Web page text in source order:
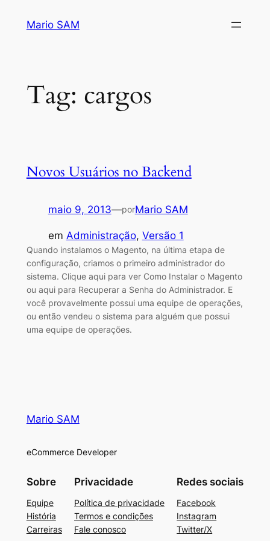
Mario SAM
Tag: cargos
Novos Usuários no Backend
maio 9, 2013—porMario SAM
em Administração, Versão 1
Quando instalamos o Magento, na última etapa de
configuração, criamos o primeiro administrador do
sistema. Clique aqui para ver Como Instalar o Magento
ou aqui para Recuperar a Senha do Administrador. E
você provavelmente possui uma equipe de operações,
ou então vendeu o sistema para alguém que possui
uma equipe de operações.
Mario SAM
eCommerce Developer
Sobre
Equipe
História
Carreiras
Privacidade
Política de privacidade
Termos e condições
Fale conosco
Redes sociais
Facebook
Instagram
Twitter/X